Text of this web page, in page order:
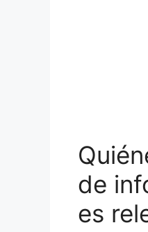
de
es